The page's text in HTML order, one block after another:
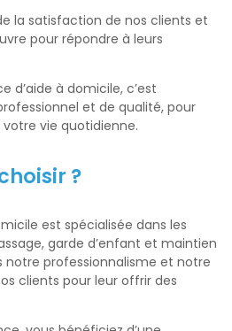
la satisfaction de nos clients et
pour répondre à leurs
d’aide à domicile, c’est
et de qualité, pour
vie quotidienne.
?
est spécialisée dans les
garde d’enfant et maintien
notre professionnalisme et notre
clients pour leur offrir des